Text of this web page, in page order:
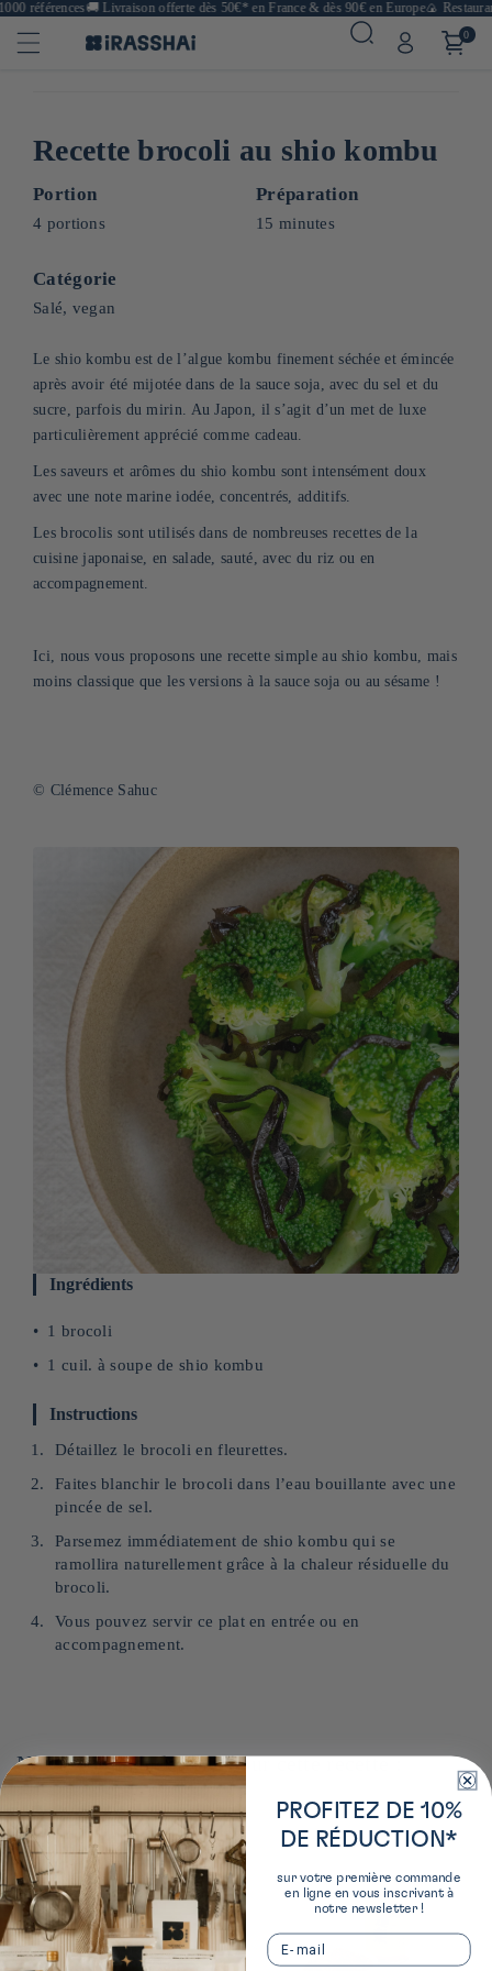
références🚚Livraison offerte dès 50€* en France & dès 90€ en Europe🍙
0
Recette brocoli au shio kombu
Portion
4 portions
Préparation
15 minutes
Catégorie
Salé, vegan
Le shio kombu est de l’algue kombu finement séchée et émincée
après avoir été mijotée dans de la sauce soja, avec du sel et du
sucre, parfois du mirin. Au Japon, il s’agit d’un met de luxe
particulièrement apprécié comme cadeau.
Les saveurs et arômes du shio kombu sont intensément doux
avec une note marine iodée, concentrés, additifs.
Les brocolis sont utilisés dans de nombreuses recettes de la
cuisine japonaise, en salade, sauté, avec du riz ou en
accompagnement.
Ici, nous vous proposons une recette simple au shio kombu, mais
moins classique que les versions à la sauce soja ou au sésame !
© Clémence Sahuc
Ingrédients
1 brocoli
1 cuil. à soupe de shio kombu
Instructions
Détaillez le brocoli en fleurettes.
Faites blanchir le brocoli dans l’eau bouillante avec une
pincée de sel.
Parsemez immédiatement de shio kombu qui se
ramollira naturellement grâce à la chaleur résiduelle du
brocoli.
Vous pouvez servir ce plat en entrée ou en
accompagnement.
Nos recommandations pour cette recette :
PROFITEZ DE 10%
DE RÉDUCTION*
sur votre première commande
en ligne en vous inscrivant à
notre newsletter !
Email